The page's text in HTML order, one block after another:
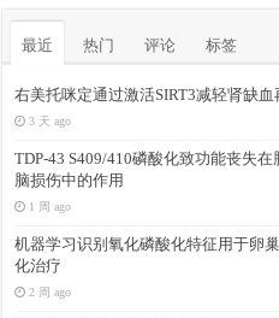
最近 热门 评论 标签
右美托咪定通过激活SIRT3减轻肾缺
3 天 ago
TDP-43 S409/410磷酸化致功能丧失
脑损伤中的作用
1 周 ago
机器学习识别氧化磷酸化特征用于卵
化治疗
2 周 ago